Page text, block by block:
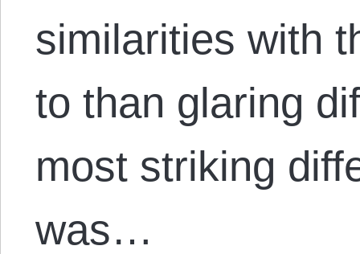
similarities with
to than glaring
most striking
was…